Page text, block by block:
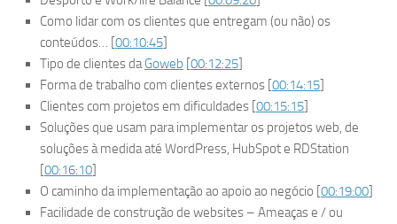
Como lidar com os clientes que entregam (ou não) os
conteúdos… [00:10:45]
Tipo de clientes daGoweb [00:12:25]
Forma de trabalho com clientes externos [00:14:15]
Clientes com projetos em dificuldades [00:15:15]
Soluções que usam para implementar os projetos web, de
soluções à medida até WordPress, HubSpot e RDStation
[00:16:10]
O caminho da implementação ao apoio ao negócio [00:19:00]
Facilidade de construção de websites – Ameaças e / ou